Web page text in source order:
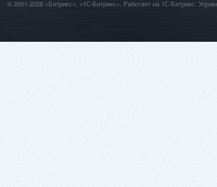
© 2001-2026 «Битрикс», «1С-Битрикс». Работает на 1С-Битрикс: